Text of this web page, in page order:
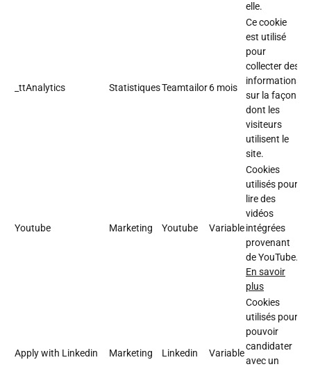
elle.
_ttAnalytics StatistiquesTeamtailor6 mois
Ce cookie
est utilisé
pour
collecter des
informations
sur la façon
dont les
visiteurs
utilisent le
site.
Youtube Marketing Youtube Variable
Cookies
utilisés pour
lire des
vidéos
intégrées
provenant
de YouTube.
En savoir
plus
Apply with Linkedin Marketing Linkedin Variable
Cookies
utilisés pour
pouvoir
candidater
avec un